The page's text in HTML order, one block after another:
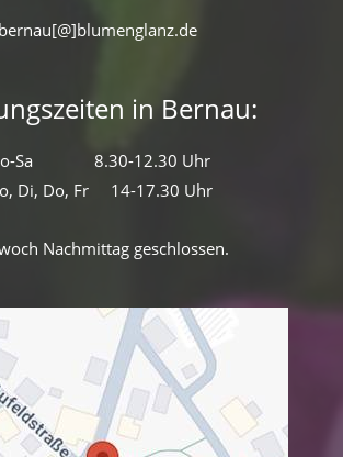
bernau[@]blumenglanz.de
in Bernau:
Sa 8.30-12.30 Uhr
Di, Do, Fr 14-17.30 Uhr
Nachmittag geschlossen.